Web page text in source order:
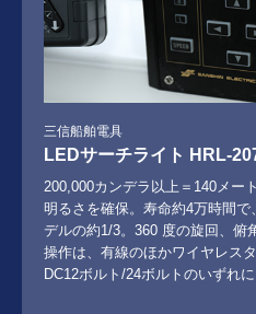
三信船舶電具
LEDサーチライト HRL-
200,000カンデラ以上＝140メー
明るさを確保。寿命約4万時間
デルの約1/3。360 度の旋回、俯
操作は、有線のほかワイヤレス
DC12ボルト/24ボルトのいずれに